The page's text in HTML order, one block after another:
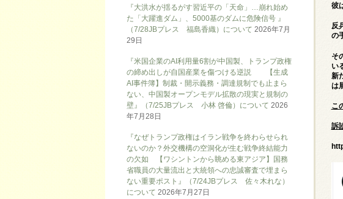
彼
反
の
そ
い
新
は
こ
訴
『大洪水が揺るがす習近平の「天命」…崩れ始め
た「大躍進ダム」、5000基のダムに危険信号 』
（7/28JBプレス 福島香織）について 2026年7月
29日
『米国企業のAI利用量6割が中国製、トランプ政権
の締め出しが自国産業を傷つける逆説 【生成
AI事件簿】制裁・開示義務・調達規制でも止まら
ない、中国製オープンモデル拡散の現実と規制の
壁』（7/25JBプレス 小林 啓倫）について 2026
年7月28日
『なぜトランプ政権はイラン戦争を終わらせられ
ないのか？外交機構の空洞化が生む戦争終結能力
の欠如 【ワシントンから眺める東アジア】国務
省職員の大量流出と大統領への忠誠審査で埋まら
ない重要ポスト』（7/24JBプレス 佐々木れな）
について 2026年7月27日